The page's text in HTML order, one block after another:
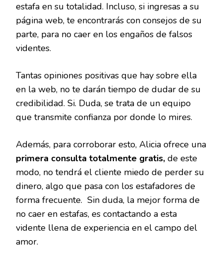
estafa en su totalidad. Incluso, si ingresas a su
página web, te encontrarás con consejos de su
parte, para no caer en los engaños de falsos
videntes.
Tantas opiniones positivas que hay sobre ella
en la web, no te darán tiempo de dudar de su
credibilidad. Si. Duda, se trata de un equipo
que transmite confianza por donde lo mires.
Además, para corroborar esto, Alicia ofrece una
primera consulta totalmente gratis, de este
modo, no tendrá el cliente miedo de perder su
dinero, algo que pasa con los estafadores de
forma frecuente. Sin duda, la mejor forma de
no caer en estafas, es contactando a esta
vidente llena de experiencia en el campo del
amor.